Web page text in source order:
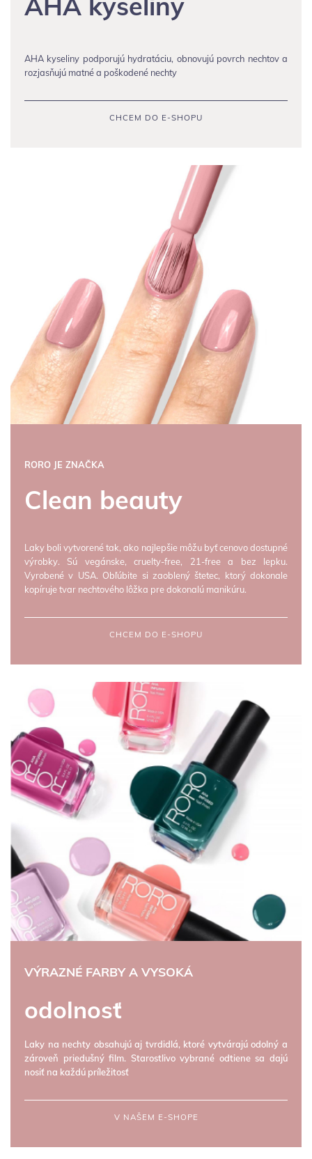
AHA kyseliny podporujú hydratáciu, obnovujú povrch nechtov a
rozjasňujú matné a poškodené nechty
CHCEM DO E-SHOPU
RORO JE ZNAČKA
Clean beauty
Laky boli vytvorené tak, ako najlepšie môžu byť cenovo dostupné
výrobky. Sú vegánske, cruelty-free, 21-free a bez lepku.
Vyrobené v USA. Obľúbite si zaoblený štetec, ktorý dokonale
kopíruje tvar nechtového lôžka pre dokonalú manikúru.
CHCEM DO E-SHOPU
VÝRAZNÉ FARBY A VYSOKÁ
odolnosť
Laky na nechty obsahujú aj tvrdidlá, ktoré vytvárajú odolný a
zároveň priedušný film. Starostlivo vybrané odtiene sa dajú
nosiť na každú príležitosť
V NAŠEM E-SHOPE